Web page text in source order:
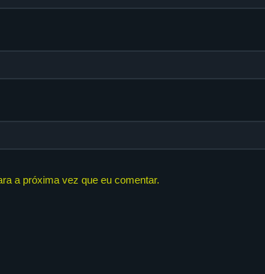
a próxima vez que eu comentar.